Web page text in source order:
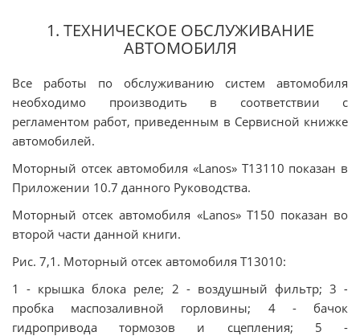
1. ТЕХНИЧЕСКОЕ ОБСЛУЖИВАНИЕ
АВТОМОБИЛЯ
Все работы по обслуживанию систем автомобиля
необходимо производить в соответствии с
регламентом работ, приведенным в Сервисной книжке
автомобилей.
Моторный отсек автомобиля «Lanos» Т13110 показан в
Приложении 10.7 данного Руководства.
Моторный отсек автомобиля «Lanos» T150 показан во
второй части данной книги.
Рис. 7,1. Моторный отсек автомобиля Т13010:
1 - крышка блока реле; 2 - воздушный фильтр; 3 -
пробка маспозаливной горловины; 4 - бачок
гидропривода тормозов и сцепления; 5 -